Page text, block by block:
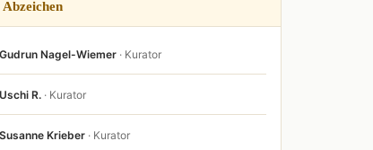
Abzeichen
Gudrun Nagel-Wiemer · Kurator
Uschi R. · Kurator
Susanne Krieber · Kurator